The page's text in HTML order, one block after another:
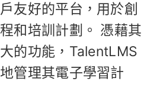
友好的平台，用於創
和培訓計劃。 憑藉其
的功能，TalentLMS
管理其電子學習計